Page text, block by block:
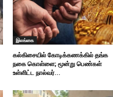
இலங்கை
கல்கிசையில் கோடிக்கணக்கில் தங்க
நகை கொள்ளை; மூன்று பெண்கள்
உள்ளிட்ட நால்வர்...